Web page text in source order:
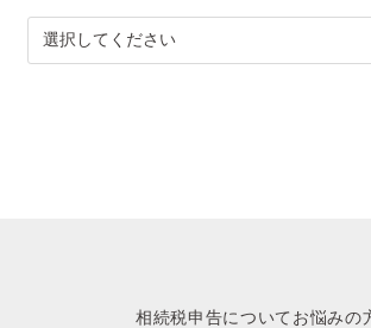
相続税申告についてお悩みの